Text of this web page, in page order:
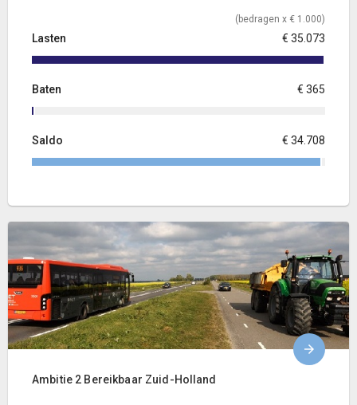
(bedragen x € 1.000)
Lasten € 35.073
Baten € 365
Saldo € 34.708
Ambitie 2 Bereikbaar Zuid-Holland